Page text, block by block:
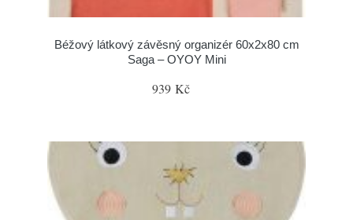
Béžový látkový závěsný organizér 60x2x80 cm
Saga – OYOY Mini
939 Kč